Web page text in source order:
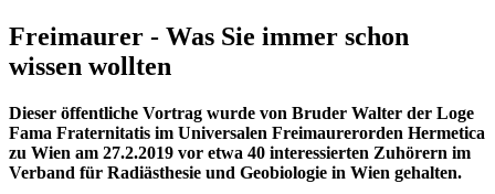
Freimaurer - Was Sie immer schon
wissen wollten
Dieser öffentliche Vortrag wurde von Bruder Walter der Loge
Fama Fraternitatis im Universalen Freimaurerorden Hermetica
zu Wien am 27.2.2019 vor etwa 40 interessierten Zuhörern im
Verband für Radiästhesie und Geobiologie in Wien gehalten.